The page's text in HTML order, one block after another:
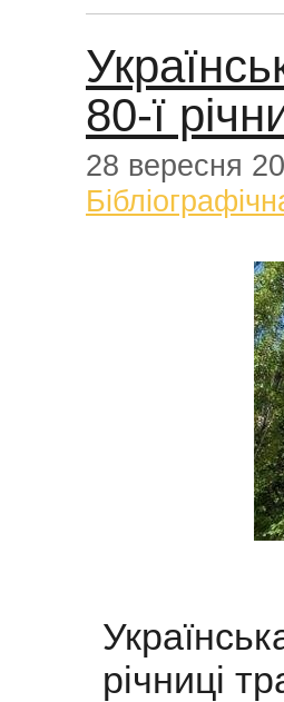
80-ї
28 вересня
річниці